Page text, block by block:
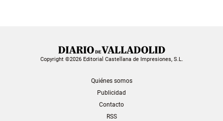
Copyright ©2026 Editorial Castellana de Impresiones, S.L.
Quiénes somos
Publicidad
Contacto
RSS